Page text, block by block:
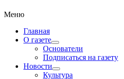
Меню
Главная
О газете
Основатели
Подписаться на газету
Новости
Культура